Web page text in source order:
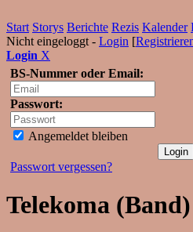
Start Storys Berichte Rezis Kalender
Nicht eingeloggt - Login [
Login X
BS-Nummer oder Email:
Passwort:
Angemeldet bleiben
Passwort vergessen?
Telekoma